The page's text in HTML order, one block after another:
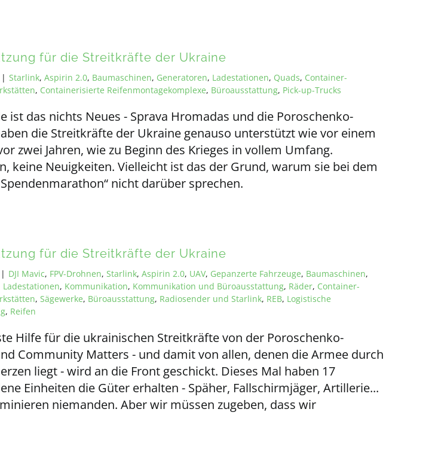
für die Streitkräfte der Ukraine
| Starlink, Aspirin 2.0, Baumaschinen, Generatoren, Ladestationen, Quads, Container-
, Containerisierte Reifenmontagekomplexe, Büroausstattung, Pick-up-Trucks
ist das nichts Neues - Sprava Hromadas und die Poroschenko-
die Streitkräfte der Ukraine genauso unterstützt wie vor einem
zwei Jahren, wie zu Beginn des Krieges in vollem Umfang.
keine Neuigkeiten. Vielleicht ist das der Grund, warum sie bei dem
nicht darüber sprechen.
für die Streitkräfte der Ukraine
| DJI Mavic, FPV-Drohnen, Starlink, Aspirin 2.0, UAV, Gepanzerte Fahrzeuge, Baumaschinen,
Ladestationen, Kommunikation, Kommunikation und Büroausstattung, Räder, Container-
, Sägewerke, Büroausstattung, Radiosender und Starlink, REB, Logistische
, Reifen
Hilfe für die ukrainischen Streitkräfte von der Poroschenko-
Community Matters - und damit von allen, denen die Armee durch
liegt - wird an die Front geschickt. Dieses Mal haben 17
Einheiten die Güter erhalten - Späher, Fallschirmjäger, Artillerie...
niemanden. Aber wir müssen zugeben, dass wir